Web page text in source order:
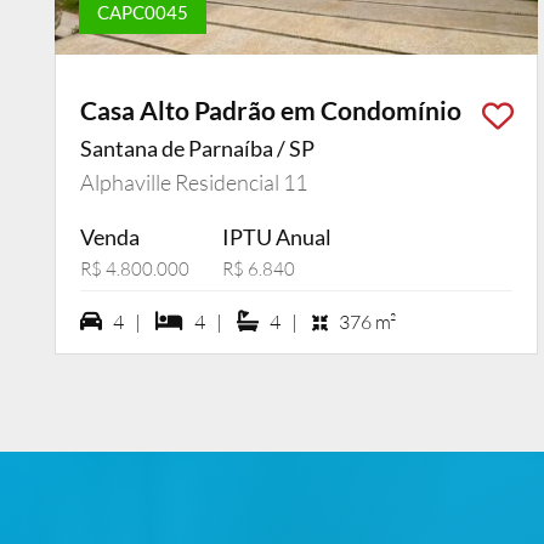
CAPC0045
Casa Alto Padrão em Condomínio
Santana de Parnaíba / SP
Alphaville Residencial 11
Venda
R$ 4.800.000
IPTU Anual
R$ 6.840
4 vagas na garagem
4 | 4 dormiórios
4 | 4 suítes
4 | 376 m²